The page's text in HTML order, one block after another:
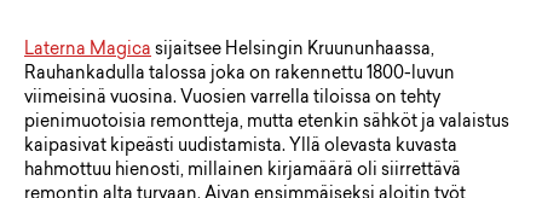
Laterna Magica sijaitsee Helsingin Kruununhaassa,
Rauhankadulla talossa joka on rakennettu 1800-luvun
viimeisinä vuosina. Vuosien varrella tiloissa on tehty
pienimuotoisia remontteja, mutta etenkin sähköt ja valaistus
kaipasivat kipeästi uudistamista. Yllä olevasta kuvasta
hahmottuu hienosti, millainen kirjamäärä oli siirrettävä